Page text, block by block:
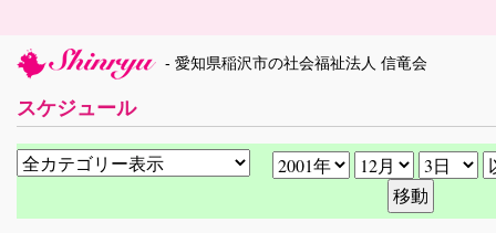
- 愛知県稲沢市の社会福祉法人 信竜会
スケジュール